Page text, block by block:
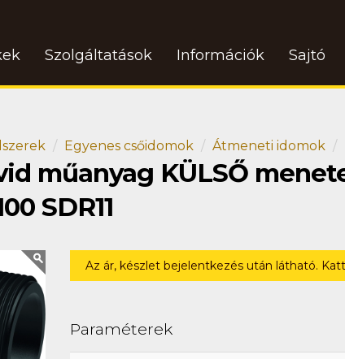
Szolgáltatások Információk Sajtó
Egyenes csőidomok Átmeneti idomok
műanyag KÜLSŐ
SDR11
Az ár, készlet bejelentkezés után látható.
Paraméterek